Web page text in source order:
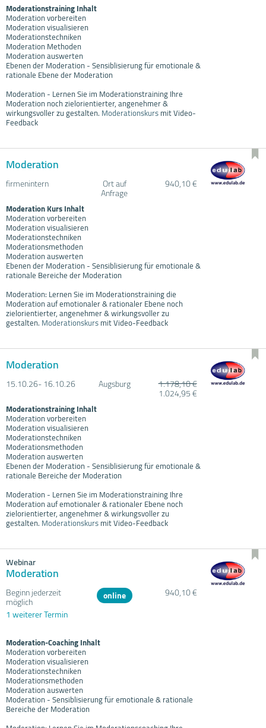
Moderationstraining Inhalt
Moderation vorbereiten
Moderation visualisieren
Moderationstechniken
Moderation Methoden
Moderation auswerten
Ebenen der Moderation - Sensiblisierung für emotionale &
rationale Ebene der Moderation
Moderation - Lernen Sie im Moderationstraining Ihre
Moderation noch zielorientierter, angenehmer &
wirkungsvoller zu gestalten. Moderationskursmit Video-
Feedback
Moderation
firmenintern Ort auf
Anfrage
940,10 €
Moderation Kurs Inhalt
Moderation vorbereiten
Moderation visualisieren
Moderationstechniken
Moderationsmethoden
Moderation auswerten
Ebenen der Moderation - Sensiblisierung für emotionale &
rationale Bereiche der Moderation
Moderation: Lernen Sie im Moderationstraining die
Moderation auf emotionaler & rationaler Ebene noch
zielorientierter, angenehmer & wirkungsvoller zu
gestalten. Moderationskursmit Video-Feedback
Moderation
15.10.26- 16.10.26 Augsburg 1.178,10 €
1.024,95 €
Moderationstraining Inhalt
Moderation vorbereiten
Moderation visualisieren
Moderationstechniken
Moderationsmethoden
Moderation auswerten
Ebenen der Moderation - Sensiblisierung für emotionale &
rationale Bereiche der Moderation
Moderation - Lernen Sie im Moderationstraining Ihre
Moderation auf emotionaler & rationaler Ebene noch
zielorientierter, angenehmer & wirkungsvoller zu
gestalten. Moderationskursmit Video-Feedback
Webinar
Moderation
Beginn jederzeit
möglich online
940,10 €
1 weiterer Termin
Moderation-Coaching Inhalt
Moderation vorbereiten
Moderation visualisieren
Moderationstechniken
Moderationsmethoden
Moderation auswerten
Moderation - Sensiblisierung für emotionale & rationale
Bereiche der Moderation